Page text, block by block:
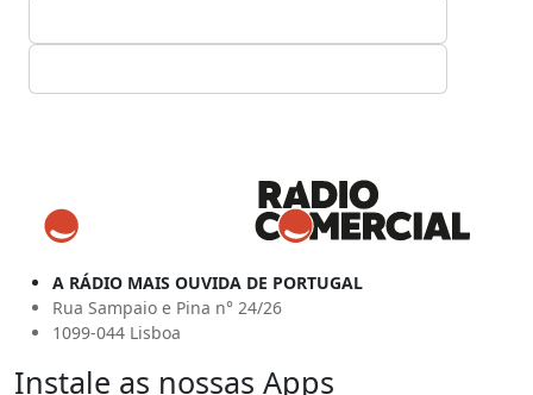
A RÁDIO MAIS OUVIDA DE PORTUGAL
Rua Sampaio e Pina n° 24/26
1099-044 Lisboa
Instale as nossas Apps